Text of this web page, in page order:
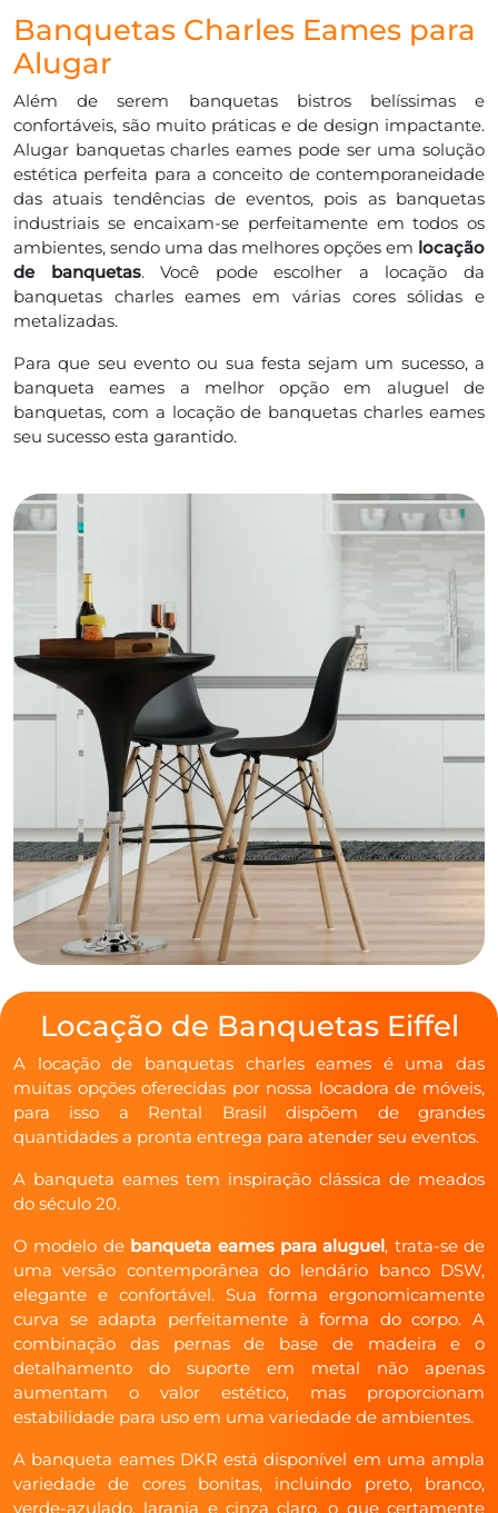
Banquetas Charles Eames para
Alugar
Além de serem banquetas bistros belíssimas e
confortáveis, são muito práticas e de design impactante.
Alugar banquetas charles eames pode ser uma solução
estética perfeita para a conceito de contemporaneidade
das atuais tendências de eventos, pois as banquetas
industriais se encaixam-se perfeitamente em todos os
ambientes, sendo uma das melhores opções em locação
de banquetas. Você pode escolher a locação da
banquetas charles eames em várias cores sólidas e
metalizadas.
Para que seu evento ou sua festa sejam um sucesso, a
banqueta eames a melhor opção em aluguel de
banquetas, com a locação de banquetas charles eames
seu sucesso esta garantido.
Locação de Banquetas Eiffel
A locação de banquetas charles eames é uma das
muitas opções oferecidas por nossa locadora de móveis,
para isso a Rental Brasil dispõem de grandes
quantidades a pronta entrega para atender seu eventos.
A banqueta eames tem inspiração clássica de meados
do século 20.
O modelo de banqueta eames para aluguel, trata-se de
uma versão contemporânea do lendário banco DSW,
elegante e confortável. Sua forma ergonomicamente
curva se adapta perfeitamente à forma do corpo. A
combinação das pernas de base de madeira e o
detalhamento do suporte em metal não apenas
aumentam o valor estético, mas proporcionam
estabilidade para uso em uma variedade de ambientes.
A banqueta eames DKR está disponível em uma ampla
variedade de cores bonitas, incluindo preto, branco,
verde-azulado, laranja e cinza claro, o que certamente